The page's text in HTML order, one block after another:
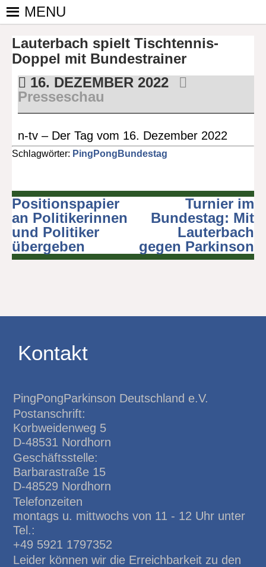
Skip
PINGPONGPARKINSON
DEUTSCHLAND E. V.
ist der
bundesweite
Zusammenschluss
von
kooperierenden
Vereinen und
Einzelpersonen,
Mittel Tischtennis
– überwiegend
Parkinson und
deren Angehörige
kümmert.
MENU
Lauterbach spielt Tischtennis-
Doppel mit Bundestrainer
16. DEZEMBER 2022
Presseschau
n-tv – Der Tag vom 16. Dezember 2022
Schlagwörter: PingPongBundestag
Beitragsnavigation
Positionspapier
an Politikerinnen
und Politiker
übergeben
Turnier im
Bundestag: Mit
Lauterbach
gegen Parkinson
Kontakt
PingPongParkinson Deutschland e.V.
Postanschrift:
Korbweidenweg 5
D-48531 Nordhorn
Geschäftsstelle:
Barbarastraße 15
D-48529 Nordhorn
Telefonzeiten
montags u. mittwochs von 11 - 12 Uhr unter
Tel.:
+49 5921 1797352
Leider können wir die Erreichbarkeit zu den